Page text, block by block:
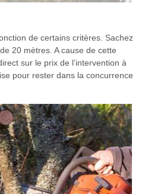
de certains critères. Sachez
20 mètres. A cause de cette
sur le prix de l’intervention à
pour rester dans la concurrence